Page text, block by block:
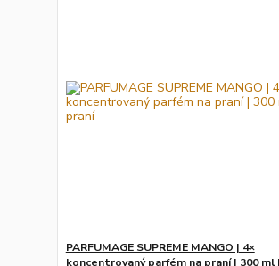
PARFUMAGE SUPREME MANGO | 4×
koncentrovaný parfém na praní | 300 ml